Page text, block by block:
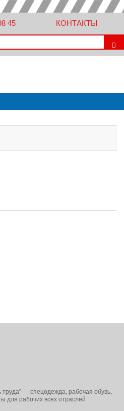
45 - КОНТАКТЫ
— спецодежда, рабочая обувь,
для рабочих всех отраслей